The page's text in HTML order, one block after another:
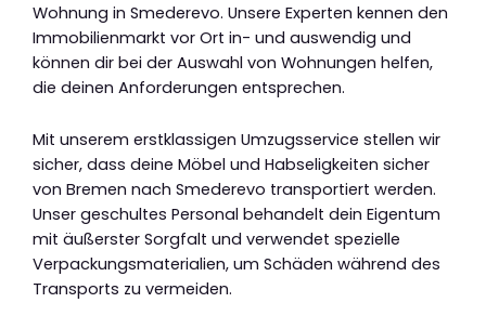
Wohnung in Smederevo. Unsere Experten kennen den
Immobilienmarkt vor Ort in- und auswendig und
können dir bei der Auswahl von Wohnungen helfen,
die deinen Anforderungen entsprechen.
Mit unserem erstklassigen Umzugsservice stellen wir
sicher, dass deine Möbel und Habseligkeiten sicher
von Bremen nach Smederevo transportiert werden.
Unser geschultes Personal behandelt dein Eigentum
mit äußerster Sorgfalt und verwendet spezielle
Verpackungsmaterialien, um Schäden während des
Transports zu vermeiden.